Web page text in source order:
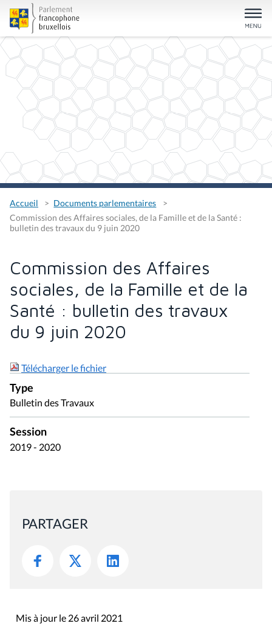
Accueil
Documents parlementaires
Commission des Affaires sociales, de la Famille et de la Santé :
bulletin des travaux du 9 juin 2020
Commission des Affaires
sociales, de la Famille et de la
Santé : bulletin des travaux
du 9 juin 2020
Télécharger le fichier
Type
Bulletin des Travaux
Session
2019 - 2020
PARTAGER
Mis à jour le 26 avril 2021